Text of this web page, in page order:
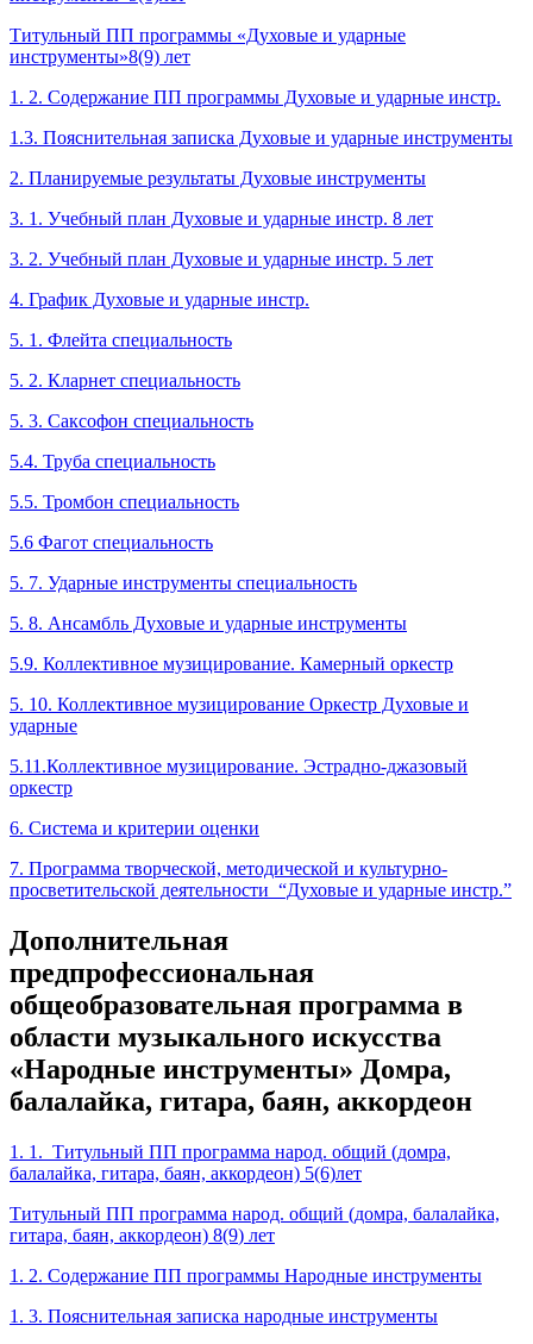
Титульный ПП программы «Духовые и ударные
инструменты»8(9) лет
1. 2. Содержание ПП программы Духовые и ударные инстр.
1.3. Пояснительная записка Духовые и ударные инструменты
2. Планируемые результаты Духовые инструменты
3. 1. Учебный план Духовые и ударные инстр. 8 лет
3. 2. Учебный план Духовые и ударные инстр. 5 лет
4. График Духовые и ударные инстр.
5. 1. Флейта специальность
5. 2. Кларнет специальность
5. 3. Саксофон специальность
5.4. Труба специальность
5.5. Тромбон специальность
5.6 Фагот специальность
5. 7. Ударные инструменты специальность
5. 8. Ансамбль Духовые и ударные инструменты
5.9. Коллективное музицирование. Камерный оркестр
5. 10. Коллективное музицирование Оркестр Духовые и
ударные
5.11.Коллективное музицирование. Эстрадно-джазовый
оркестр
6. Система и критерии оценки
7. Программа творческой, методической и культурно-
просветительской деятельности “Духовые и ударные инстр.”
Дополнительная
предпрофессиональная
общеобразовательная программа в
области музыкального искусства
«Народные инструменты» Домра,
балалайка, гитара, баян, аккордеон
1. 1. Титульный ПП программа народ. общий (домра,
балалайка, гитара, баян, аккордеон) 5(6)лет
Титульный ПП программа народ. общий (домра, балалайка,
гитара, баян, аккордеон) 8(9) лет
1. 2. Содержание ПП программы Народные инструменты
1. 3. Пояснительная записка народные инструменты